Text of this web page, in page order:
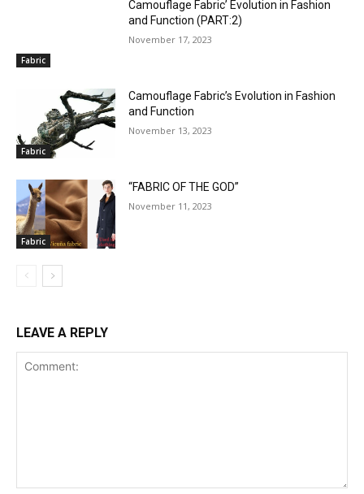
Fabric
Camouflage Fabric’ Evolution in Fashion
and Function (PART:2)
November 17, 2023
Fabric
Camouflage Fabric’s Evolution in Fashion
and Function
November 13, 2023
Fabric
“FABRIC OF THE GOD”
November 11, 2023
LEAVE A REPLY